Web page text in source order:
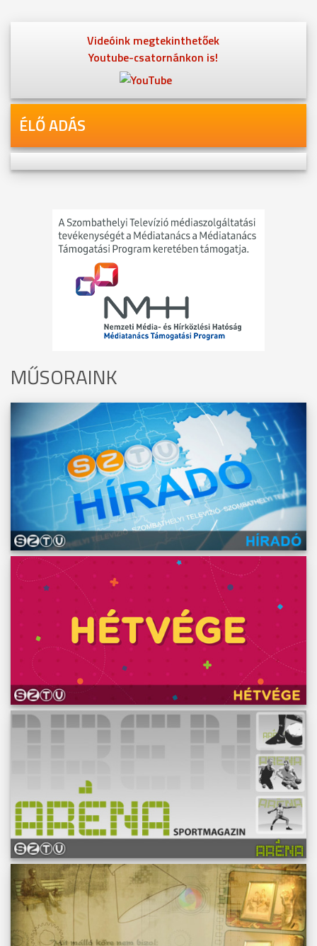
Videóink megtekinthetőek
Youtube-csatornánkon is!
ÉLŐ ADÁS
MŰSORAINK